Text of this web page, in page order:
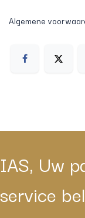
Algemene
IAS, Uw
service